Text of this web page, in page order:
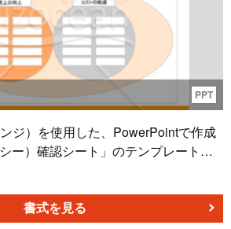
PPT
ジ）を使用した、PowerPointで作成
ー）確認シート」のテンプレートで
書式を見る